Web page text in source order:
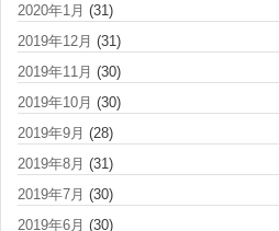
2020年1月 (31)
2019年12月 (31)
2019年11月 (30)
2019年10月 (30)
2019年9月 (28)
2019年8月 (31)
2019年7月 (30)
2019年6月 (30)